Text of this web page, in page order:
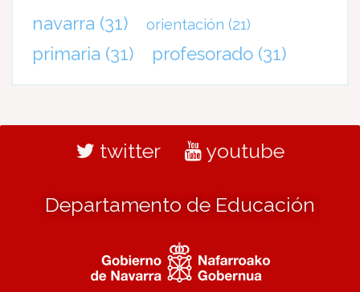
navarra (31) orientación (21)
primaria (31) profesorado (31)
twitter youtube
Departamento de Educación